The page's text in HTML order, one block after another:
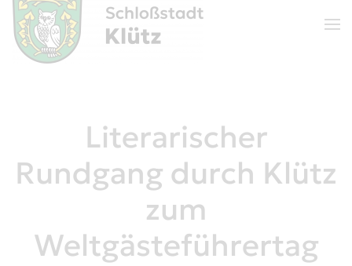
Literarischer
Rundgang durch Klütz
zum
Weltgästeführertag